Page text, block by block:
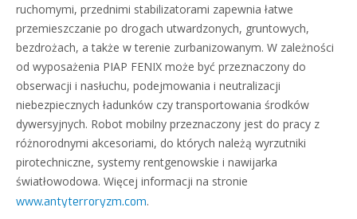
ruchomymi, przednimi stabilizatorami zapewnia łatwe
przemieszczanie po drogach utwardzonych, gruntowych,
bezdrożach, a także w terenie zurbanizowanym. W zależności
od wyposażenia PIAP FENIX może być przeznaczony do
obserwacji i nasłuchu, podejmowania i neutralizacji
niebezpiecznych ładunków czy transportowania środków
dywersyjnych. Robot mobilny przeznaczony jest do pracy z
różnorodnymi akcesoriami, do których należą wyrzutniki
pirotechniczne, systemy rentgenowskie i nawijarka
światłowodowa. Więcej informacji na stronie
www.antyterroryzm.com.